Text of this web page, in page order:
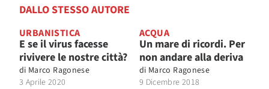
DALLO STESSO AUTORE
URBANISTICA
E se il virus facesse
rivivere le nostre città?
di Marco Ragonese
3 Aprile 2020
ACQUA
Un mare di ricordi. Per
non andare alla deriva
di Marco Ragonese
9 Dicembre 2018